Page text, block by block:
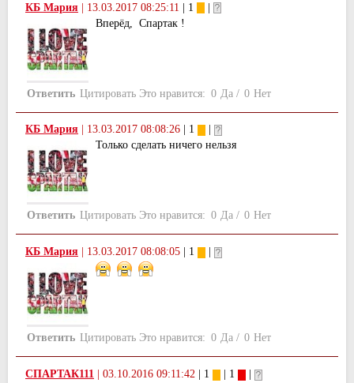
КБ Мария | 13.03.2017 08:25:11 | 1
|
Вперёд, Спартак !
Ответить Цитировать Это нравится: 0 Да / 0 Нет
КБ Мария 13.03.2017 08:08:26 | 1
Только сделать ничего нельзя
Ответить Цитировать Это нравится: 0 Да / 0 Нет
КБ Мария 13.03.2017 08:08:05 | 1
Ответить Цитировать Это нравится: 0 Да / 0 Нет
СПАРТАК111 03.10.2016 09:11:42 | 1 | 1